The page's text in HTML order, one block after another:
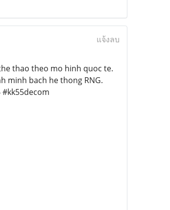
แจ้งลบ
thao theo mo hinh quoc te.
minh bach he thong RNG.